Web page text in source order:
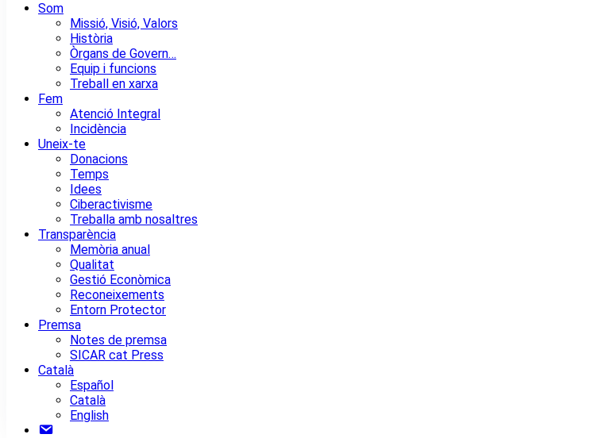
Som
Missió, Visió, Valors
Història
Òrgans de Govern…
Equip i funcions
Treball en xarxa
Fem
Atenció Integral
Incidència
Uneix-te
Donacions
Temps
Idees
Ciberactivisme
Treballa amb nosaltres
Transparència
Memòria anual
Qualitat
Gestió Econòmica
Reconeixements
Entorn Protector
Premsa
Notes de premsa
SICAR cat Press
Català
Español
Català
English
Contacte